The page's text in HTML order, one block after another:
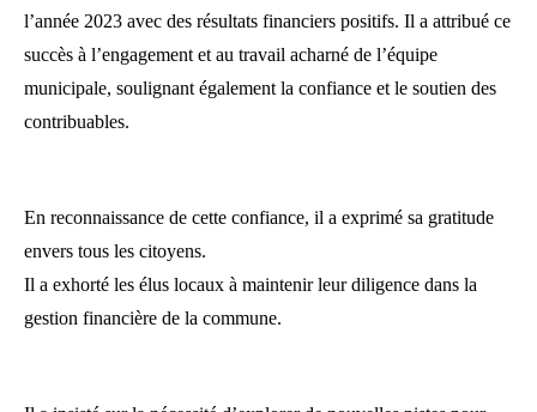
l’année 2023 avec des résultats financiers positifs. Il a attribué ce
succès à l’engagement et au travail acharné de l’équipe
municipale, soulignant également la confiance et le soutien des
contribuables.
En reconnaissance de cette confiance, il a exprimé sa gratitude
envers tous les citoyens.
Il a exhorté les élus locaux à maintenir leur diligence dans la
gestion financière de la commune.